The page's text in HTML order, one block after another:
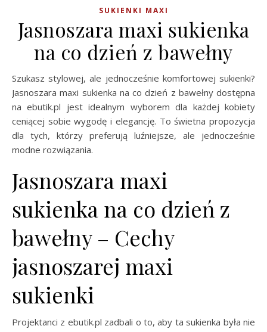
SUKIENKI MAXI
Jasnoszara maxi sukienka
na co dzień z bawełny
Szukasz stylowej, ale jednocześnie komfortowej sukienki?
Jasnoszara maxi sukienka na co dzień z bawełny dostępna
na ebutik.pl jest idealnym wyborem dla każdej kobiety
ceniącej sobie wygodę i elegancję. To świetna propozycja
dla tych, którzy preferują luźniejsze, ale jednocześnie
modne rozwiązania.
Jasnoszara maxi
sukienka na co dzień z
bawełny – Cechy
jasnoszarej maxi
sukienki
Projektanci z ebutik.pl zadbali o to, aby ta sukienka była nie